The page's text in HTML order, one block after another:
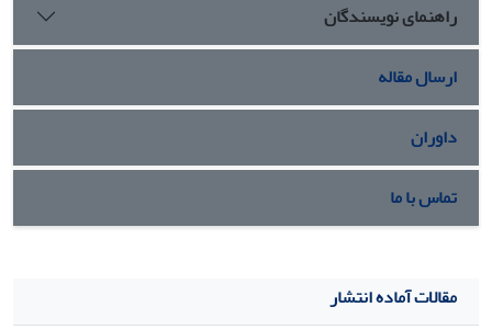
راهنمای نویسندگان
ارسال مقاله
داوران
تماس با ما
مقالات آماده انتشار